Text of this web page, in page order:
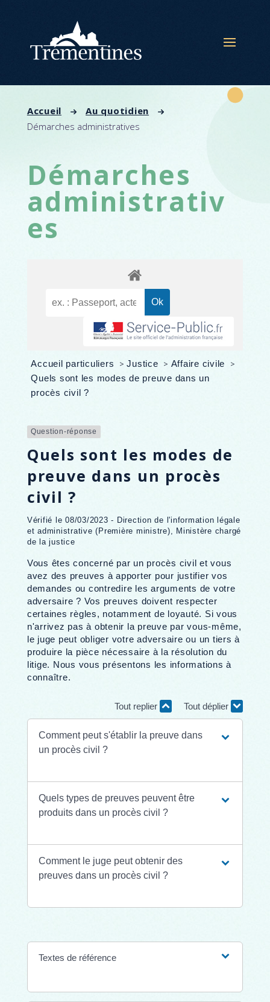
Accueil
Au quotidien
Démarches administratives
Démarches
administrativ
es
Accueil particuliers > Justice > Affaire civile >
Quels sont les modes de preuve dans un
procès civil ?
Question-réponse
Quels sont les modes de
preuve dans un procès
civil ?
Vérifié le 08/03/2023 - Direction de l'information légale
et administrative (Première ministre), Ministère chargé
de la justice
Vous êtes concerné par un procès civil et vous
avez des preuves à apporter pour justifier vos
demandes ou contredire les arguments de votre
adversaire ? Vos preuves doivent respecter
certaines règles, notamment de loyauté. Si vous
n'arrivez pas à obtenir la preuve par vous-même,
le juge peut obliger votre adversaire ou un tiers à
produire la pièce nécessaire à la résolution du
litige. Nous vous présentons les informations à
connaître.
Tout replier Tout déplier
Comment peut s'établir la preuve dans
un procès civil ?
Quels types de preuves peuvent être
produits dans un procès civil ?
Comment le juge peut obtenir des
preuves dans un procès civil ?
Textes de référence